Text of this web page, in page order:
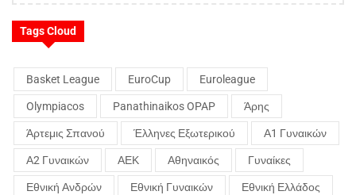
Tags Cloud
Basket League EuroCup Euroleague
Olympiacos Panathinaikos OPAP Άρης
Άρτεμις Σπανού Έλληνες Εξωτερικού Α1 Γυναικών
Α2 Γυναικών ΑΕΚ Αθηναικός Γυναίκες
Εθνική Ανδρών Εθνική Γυναικών Εθνική Ελλάδος